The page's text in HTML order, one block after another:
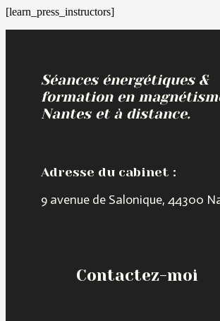
[learn_press_instructors]
Séances énergétiques &
formation en
Nantes et à distance.
Adresse du cabinet :
9 avenue de Salonique, 44300
Contactez-moi